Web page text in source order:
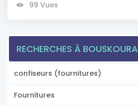
99 Vues
RECHERCHES À BOUSKOURA
confiseurs (fournitures)
Fournitures